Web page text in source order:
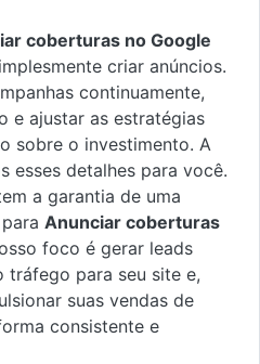
coberturas no Google
criar anúncios.
continuamente,
e ajustar as estratégias
sobre o investimento. A
esses detalhes para você.
a garantia de uma
Anunciar coberturas
foco é gerar leads
tráfego para seu site e,
suas vendas de
consistente e